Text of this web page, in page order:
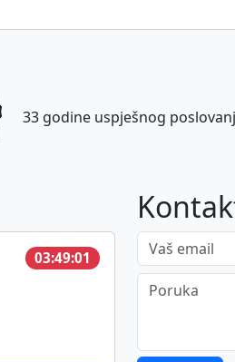
33 godine uspješnog
03:49:01
Vaš email
Poruka